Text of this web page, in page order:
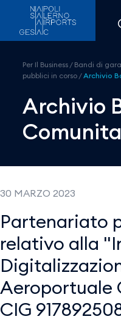
Archivio
Per Il Business / Bandi di gara
pubblici in corso /Archivio
Archivio
30 MARZO 2023
Partenariato
relativo alla
Aeroportuale
CIG